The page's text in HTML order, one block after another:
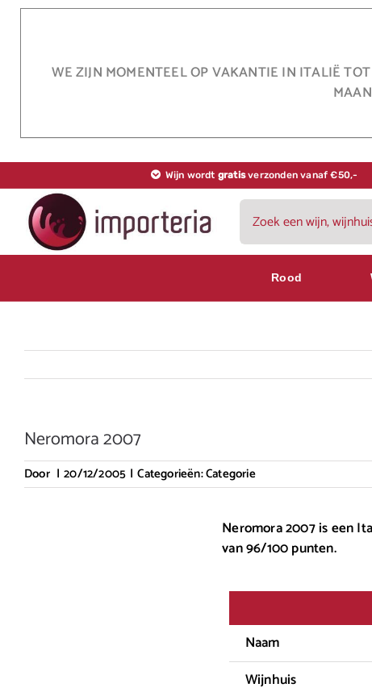
WE ZIJN MOMENTEEL OP VAKANTIE IN ITALIË
Wijn wordt gratisverzonden vanaf €50,-
Zoeken
naar:
Rood
Neromora 2007
Door | 20/12/2005 | Categorieën:Categorie
Neromora 2007 is een
van 96/100 punten.
Naam
Wijnhuis